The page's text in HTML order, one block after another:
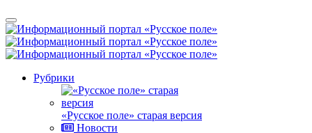
Рубрики
«Русское поле» старая версия
Новости